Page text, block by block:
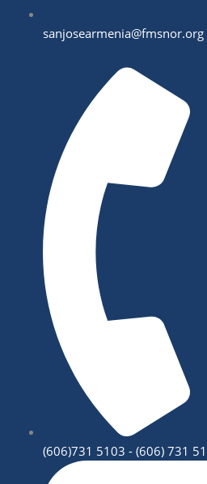
sanjosearmenia@fmsnor.org
(606)731 5103 - (606) 731